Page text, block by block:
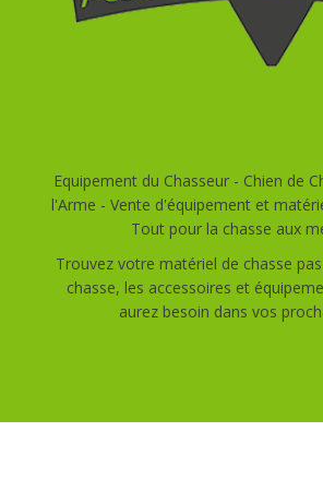
Equipement du Chasseur - Chien de
l'Arme - Vente d'équipement et
Tout pour la chasse aux
Trouvez votre matériel de chasse
chasse, les accessoires et
aurez besoin dans vos